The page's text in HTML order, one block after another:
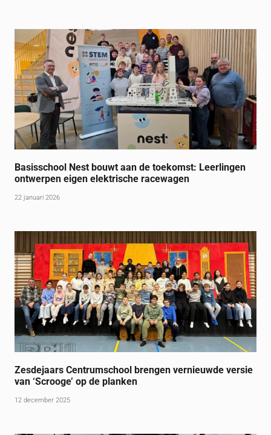
Basisschool Nest bouwt aan de toekomst: Leerlingen
ontwerpen eigen elektrische racewagen
22 januari 2026
Zesdejaars Centrumschool brengen vernieuwde versie
van ‘Scrooge’ op de planken
12 december 2025